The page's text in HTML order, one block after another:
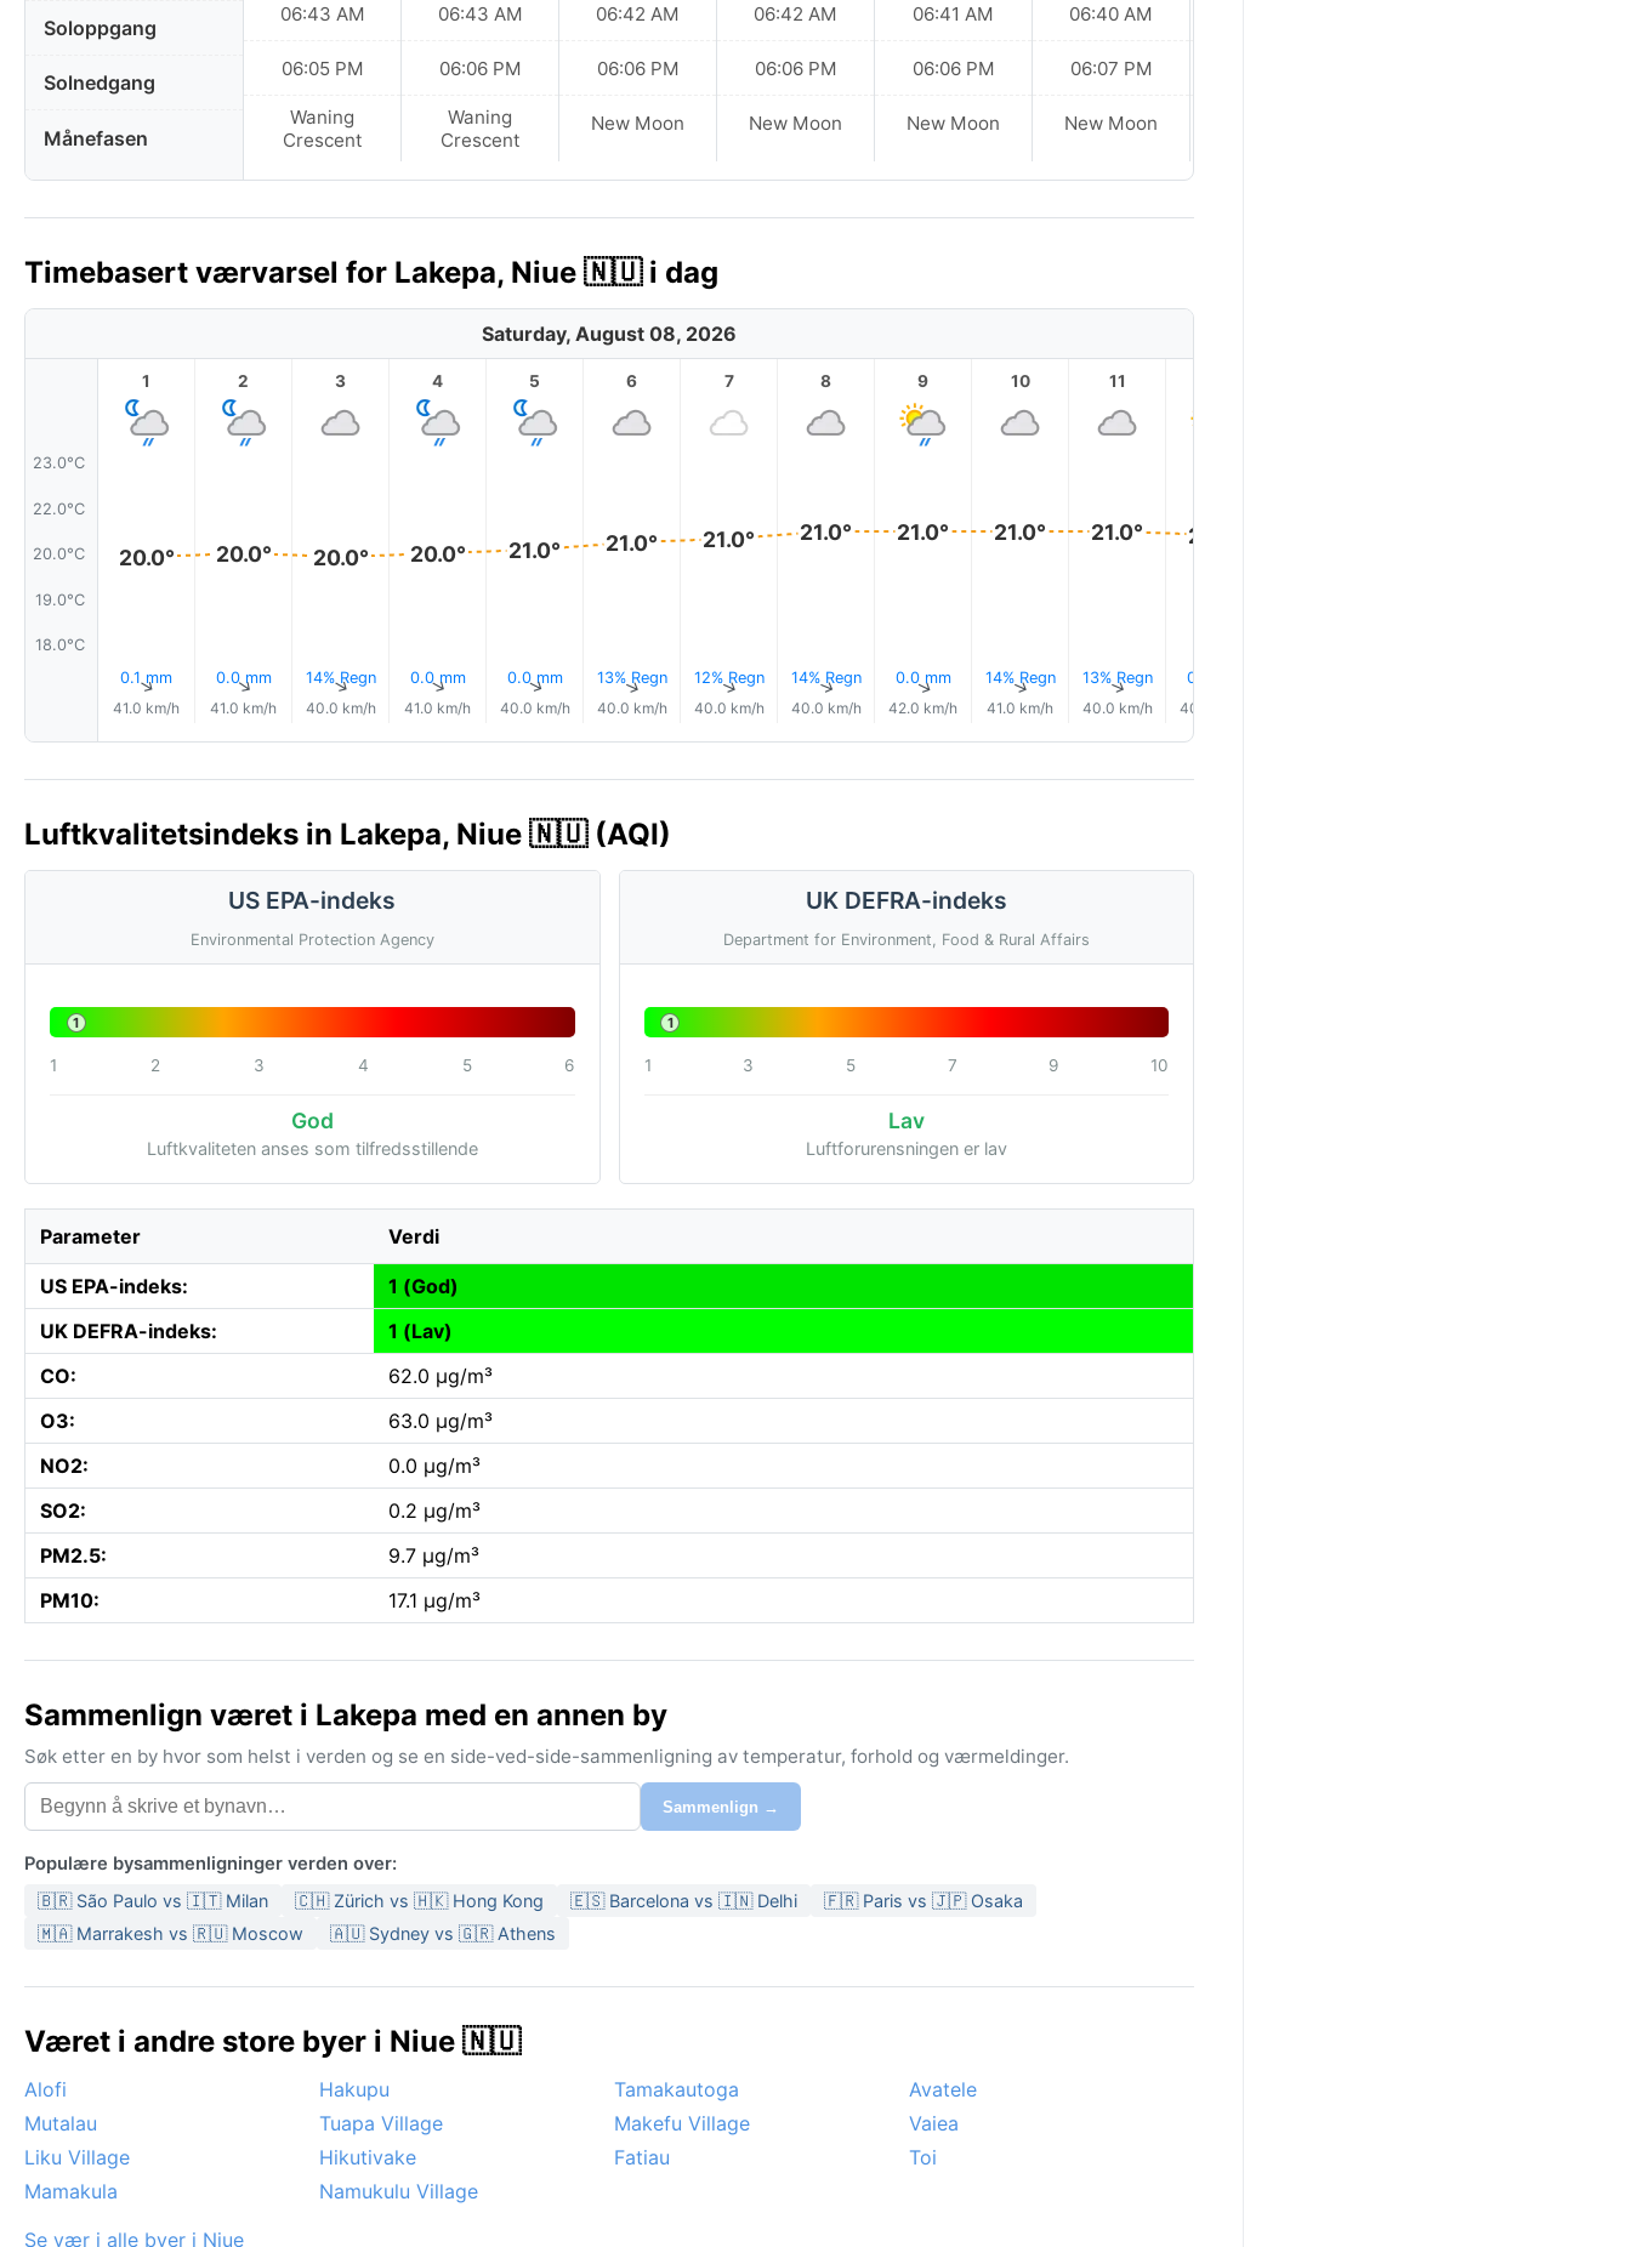
Soloppgang
Solnedgang
Månefasen
06:43 AM
06:05 PM
Waning
Crescent
06:43 AM
06:06 PM
Waning
Crescent
06:42 AM
06:06 PM
New Moon
06:42 AM
06:06 PM
New Moon
06:41 AM
06:06 PM
New Moon
06:40 AM
06:07 PM
New Moon
Timebasert værvarsel for Lakepa, Niue 🇳🇺 i dag
Saturday, August 08, 2026
23.0°C
22.0°C
20.0°C
19.0°C
18.0°C
1
20.0°
0.1 mm
↑
41.0 km/h
2
20.0°
0.0 mm
↑
41.0 km/h
3
20.0°
14% Regn
↑
40.0 km/h
4
20.0°
0.0 mm
↑
41.0 km/h
5
21.0°
0.0 mm
↑
40.0 km/h
6
21.0°
13% Regn
↑
40.0 km/h
7
21.0°
12% Regn
↑
40.0 km/h
8
21.0°
14% Regn
↑
40.0 km/h
9
21.0°
0.0 mm
↑
42.0 km/h
10
21.0°
14% Regn
↑
41.0 km/h
11
21.0°
13% Regn
↑
40.0 km/h
21.0°
0.0 mm
40.0 km/h
Luftkvalitetsindeks in Lakepa, Niue 🇳🇺 (AQI)
US EPA-indeks
Environmental Protection Agency
1
1 2 3 4 5 6
God
Luftkvaliteten anses som tilfredsstillende
UK DEFRA-indeks
Department for Environment, Food & Rural Affairs
1
1 3 5 7 9 10
Lav
Luftforurensningen er lav
Parameter Verdi
US EPA-indeks:
1 (God)
UK DEFRA-indeks:
1 (Lav)
CO:
62.0 µg/m³
O3:
63.0 µg/m³
NO2:
0.0 µg/m³
SO2:
0.2 µg/m³
PM2.5:
9.7 µg/m³
PM10:
17.1 µg/m³
Sammenlign været i Lakepa med en annen by
Søk etter en by hvor som helst i verden og se en side-ved-side-sammenligning av temperatur, forhold og værmeldinger.
Sammenlign →
Populære bysammenligninger verden over:
🇧🇷 São Paulo vs 🇮🇹 Milan 🇨🇭 Zürich vs 🇭🇰 Hong Kong 🇪🇸 Barcelona vs 🇮🇳 Delhi
🇫🇷 Paris vs 🇯🇵 Osaka
🇲🇦 Marrakesh vs 🇷🇺 Moscow
🇦🇺 Sydney vs 🇬🇷 Athens
Været i andre store byer i Niue 🇳🇺
Alofi Hakupu Tamakautoga
Avatele
Mutalau
Tuapa Village Makefu Village
Vaiea
Liku Village
Hikutivake Fatiau
Toi
Mamakula
Namukulu Village
Se vær i alle byer i Niue